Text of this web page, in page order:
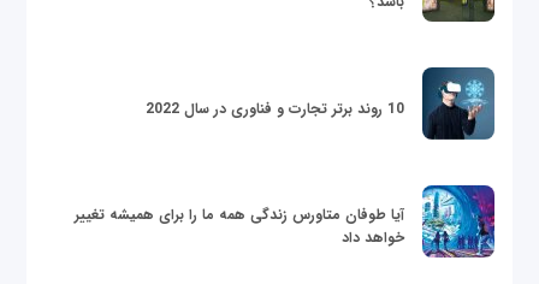
10 روند برتر تجارت و فناوری در سال 2022
آیا طوفان متاورس زندگی همه ما را برای همیشه تغییر
خواهد داد